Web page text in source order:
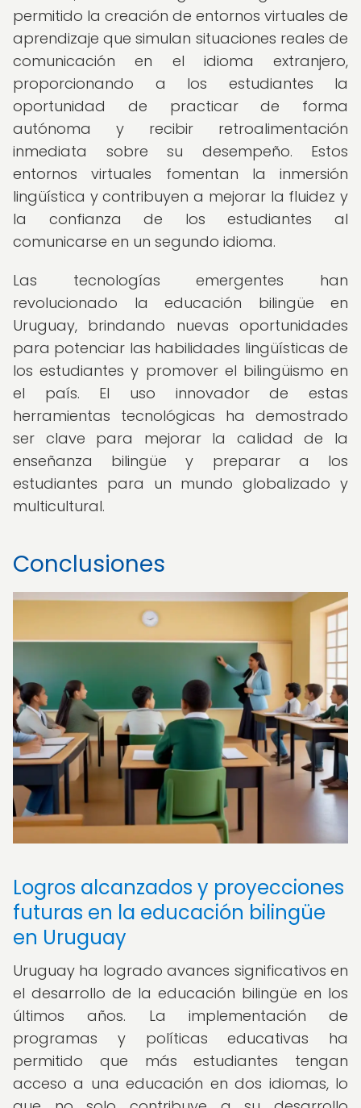
permitido la creación de entornos virtuales de
aprendizaje que simulan situaciones reales de
comunicación en el idioma extranjero,
proporcionando a los estudiantes la
oportunidad de practicar de forma
autónoma y recibir retroalimentación
inmediata sobre su desempeño. Estos
entornos virtuales fomentan la inmersión
lingüística y contribuyen a mejorar la fluidez y
la confianza de los estudiantes al
comunicarse en un segundo idioma.
Las tecnologías emergentes han
revolucionado la educación bilingüe en
Uruguay, brindando nuevas oportunidades
para potenciar las habilidades lingüísticas de
los estudiantes y promover el bilingüismo en
el país. El uso innovador de estas
herramientas tecnológicas ha demostrado
ser clave para mejorar la calidad de la
enseñanza bilingüe y preparar a los
estudiantes para un mundo globalizado y
multicultural.
Conclusiones
Logros alcanzados y proyecciones
futuras en la educación bilingüe
en Uruguay
Uruguay ha logrado avances significativos en
el desarrollo de la educación bilingüe en los
últimos años. La implementación de
programas y políticas educativas ha
permitido que más estudiantes tengan
acceso a una educación en dos idiomas, lo